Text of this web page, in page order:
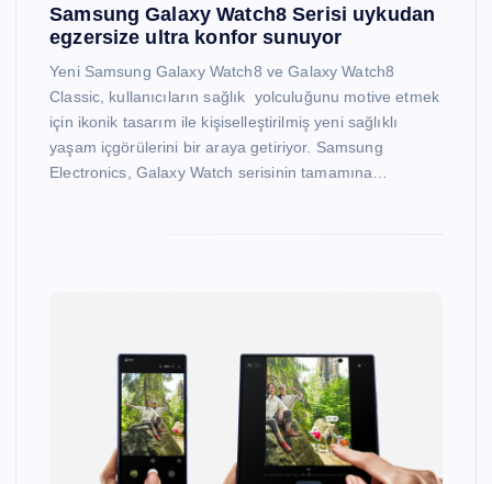
Samsung Galaxy Watch8 Serisi uykudan
egzersize ultra konfor sunuyor
Yeni Samsung Galaxy Watch8 ve Galaxy Watch8
Classic, kullanıcıların sağlık yolculuğunu motive etmek
için ikonik tasarım ile kişiselleştirilmiş yeni sağlıklı
yaşam içgörülerini bir araya getiriyor. Samsung
Electronics, Galaxy Watch serisinin tamamına…